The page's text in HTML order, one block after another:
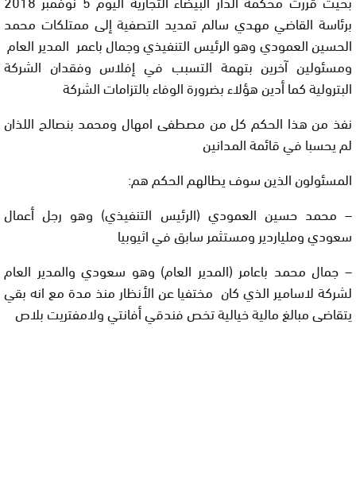
برئاسة القاضي مهدي سالم تمديد التصفية إلى ممتلكات محمد
الحسين العمودي وهو الرئيس التنفيذي وجمال باعمر المدير العام
ومسئولين آخرين بتهمة التسبب في إفلاس وفقدان الشركة
البترولية كما أدين هؤلاء بضرورة الوفاء بالتزامات الشركة
نفذ من هذا الحكم كل من مصطفى امهال ومحمد بنصالح اللذان
لم يحسبا في قائمة المدانين
المسئولون الذين سوف يطالهم الحكم هم:
– محمد حسين العمودي (الرئيس التنفيذي) وهو رجل أعمال
سعودي وملياردير ومستثمر سابق في اثيوبيا
– جمال محمد باعامر (المدير العام) وهو سعودي والمدير العام
لشركة لاسامير الذي كان مختفيا عن الأنظار منذ مدة مع انه بقي
يتقاضى مبالغ مالية خيالية تخص فندقي أفانتي ولامفتريت بلاص